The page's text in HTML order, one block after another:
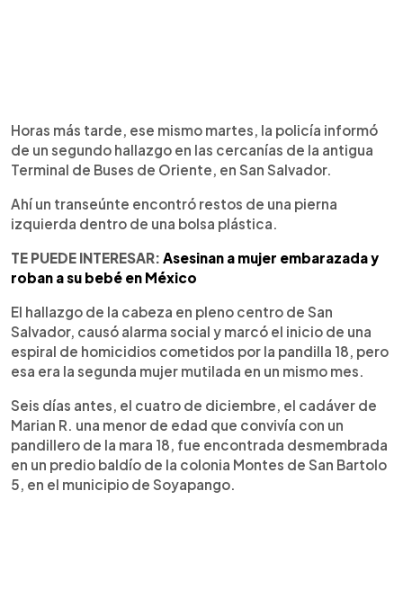
Horas más tarde, ese mismo martes, la policía informó
de un segundo hallazgo en las cercanías de la antigua
Terminal de Buses de Oriente, en San Salvador.
Ahí un transeúnte encontró restos de una pierna
izquierda dentro de una bolsa plástica.
TE PUEDE INTERESAR: Asesinan a mujer embarazada y
roban a su bebé en México
El hallazgo de la cabeza en pleno centro de San
Salvador, causó alarma social y marcó el inicio de una
espiral de homicidios cometidos por la pandilla 18, pero
esa era la segunda mujer mutilada en un mismo mes.
Seis días antes, el cuatro de diciembre, el cadáver de
Marian R. una menor de edad que convivía con un
pandillero de la mara 18, fue encontrada desmembrada
en un predio baldío de la colonia Montes de San Bartolo
5, en el municipio de Soyapango.